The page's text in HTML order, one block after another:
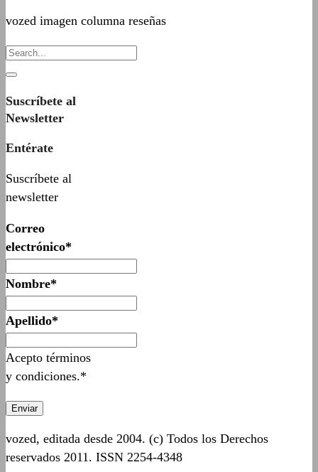
vozed imagen columna reseñas
Suscríbete al
Newsletter
Entérate
Suscríbete al
newsletter
Correo
electrónico*
Nombre*
Apellido*
Acepto términos
y condiciones.*
vozed, editada desde 2004. (c) Todos los Derechos
reservados 2011. ISSN 2254-4348